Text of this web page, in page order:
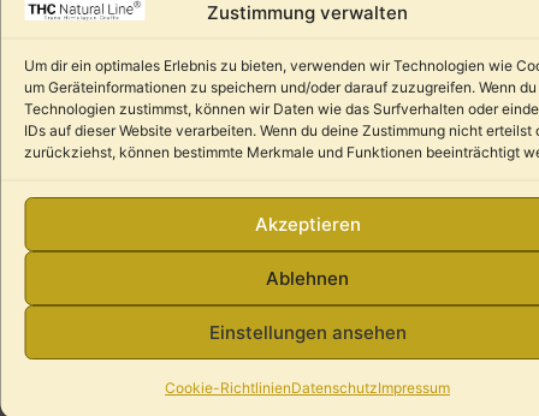
Zustimmung verwalten
Um dir ein optimales Erlebnis zu bieten, verwenden wir Technologien wie
um Geräteinformationen zu speichern und/oder darauf zuzugreifen. Wenn
Technologien zustimmst, können wir Daten wie das Surfverhalten oder
IDs auf dieser Website verarbeiten. Wenn du deine Zustimmung nicht erteilst
zurückziehst, können bestimmte Merkmale und Funktionen beeinträchtigt
Akzeptieren
Ablehnen
Einstellungen ansehen
Cookie-RichtlinienDatenschutzImpressum